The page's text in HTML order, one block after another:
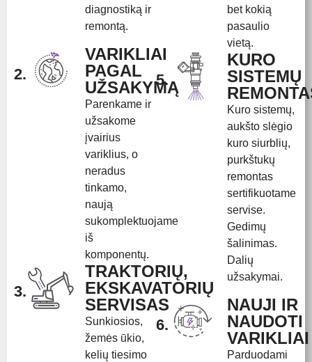
diagnostiką ir
remontą.
2.
VARIKLIAI
PAGAL
UŽSAKYMĄ
Parenkame ir
užsakome
įvairius
variklius, o
neradus
tinkamo,
naują
sukomplektuojame
iš
komponentų.
3.
TRAKTORIŲ,
EKSKAVATORIŲ
SERVISAS
Sunkiosios,
žemės ūkio,
kelių tiesimo
bet kokią
pasaulio
vietą.
5.
KURO
SISTEMŲ
Kuro sistemų,
aukšto slėgio
kuro siurblių,
purkštukų
remontas
sertifikuotame
servise.
Gedimų
šalinimas.
Dalių
užsakymai.
6.
NAUJI IR
NAUDOTI
VARIKLIAI
Parduodami